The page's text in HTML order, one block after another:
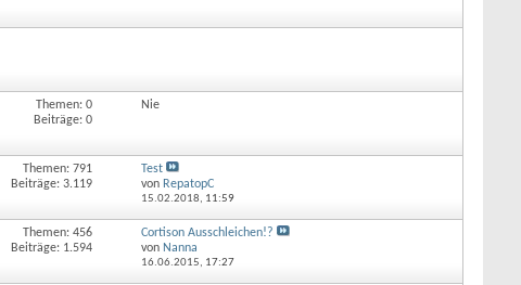
Themen: 0
Beiträge: 0
Nie
Themen: 791
Beiträge: 3.119
Test
von RepatopC
15.02.2018, 11:59
Themen: 456
Beiträge: 1.594
Cortison Ausschleichen!?
von Nanna
16.06.2015, 17:27